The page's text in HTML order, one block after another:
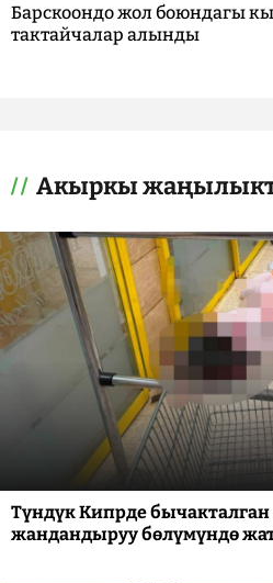
Барскоондо жол боюндагы
тактайчалар алынды
Акыркы
Түндүк Кипрде
жандандыруу бөлүмүндө